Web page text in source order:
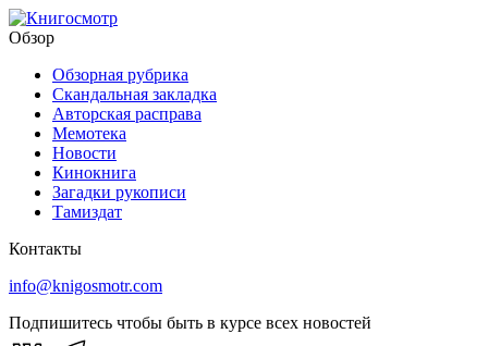
Обзор
Обзорная рубрика
Скандальная закладка
Авторская расправа
Мемотека
Новости
Кинокнига
Загадки рукописи
Тамиздат
Контакты
info@knigosmotr.com
Подпишитесь чтобы быть в курсе всех новостей